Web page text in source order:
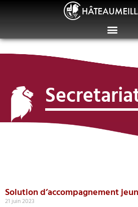
Solution d’accompagnement
21 juin 2023